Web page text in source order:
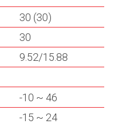
30 (30)
30
9.52/15.88
-10 ~ 46
-15 ~ 24